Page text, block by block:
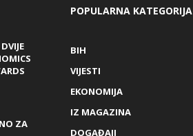
ZA
POPULARNA KATEGORIJA
BIH
VIJESTI
EKONOMIJA
IZ MAGAZINA
DOGAĐAJI